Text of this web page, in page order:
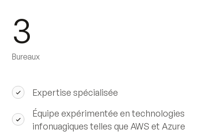
3
Bureaux
Expertise spécialisée
Équipe expérimentée en technologies
infonuagiques telles que AWS et Azure